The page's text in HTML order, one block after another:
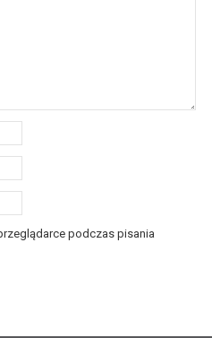
podczas pisania